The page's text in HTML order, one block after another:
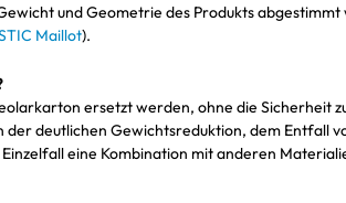
und Geometrie des Produkts
Maillot).
ersetzt werden, ohne die Sicherheit
deutlichen Gewichtsreduktion, dem Entfall
eine Kombination mit anderen